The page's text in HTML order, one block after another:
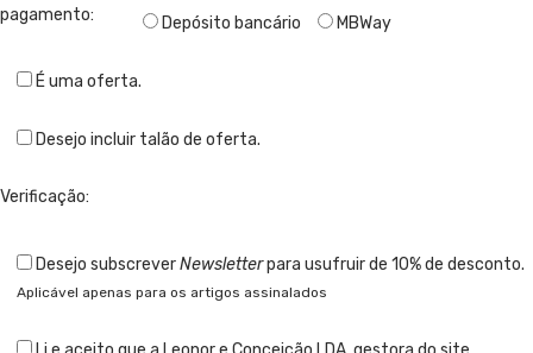
pagamento:
Depósito bancário
MBWay
É uma oferta.
Desejo incluir talão de oferta.
Verificação:
Desejo subscreverNewsletterpara usufruir de 10% de desconto.
Aplicável apenas para os artigos assinalados